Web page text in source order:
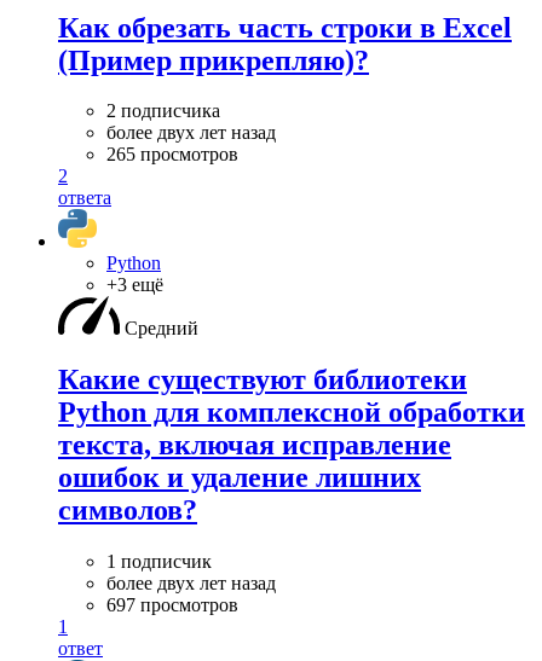
Как обрезать часть строки в Excel
(Пример прикрепляю)?
2 подписчика
более двух лет назад
265 просмотров
2
ответа
Python
+3 ещё
Средний
Какие существуют библиотеки
Python для комплексной обработки
текста, включая исправление
ошибок и удаление лишних
символов?
1 подписчик
более двух лет назад
697 просмотров
1
ответ